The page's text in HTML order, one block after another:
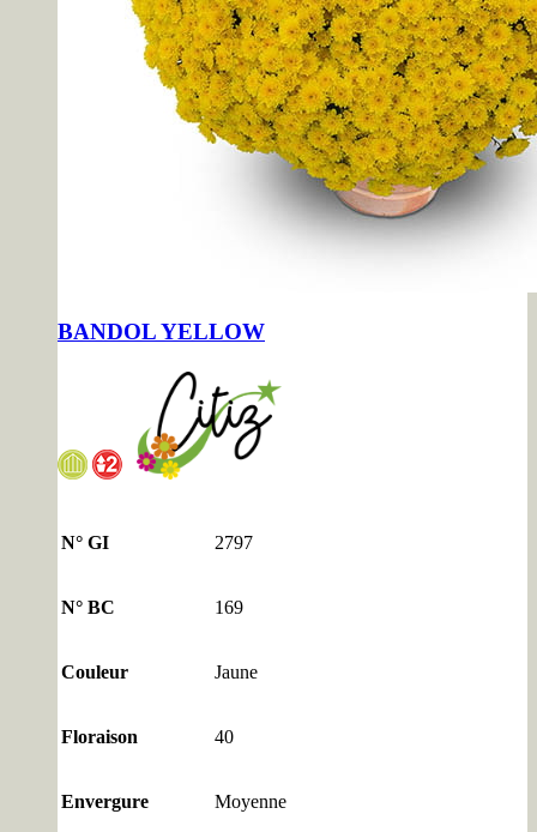
BANDOL YELLOW
N° GI 2797
N° BC 169
Couleur Jaune
Floraison 40
Envergure Moyenne